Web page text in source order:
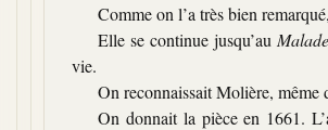
Comme on l’a très bien remarqué,
Elle se continue jusqu’au
vie.
On reconnaissait Molière,
On donnait la pièce en 1661.